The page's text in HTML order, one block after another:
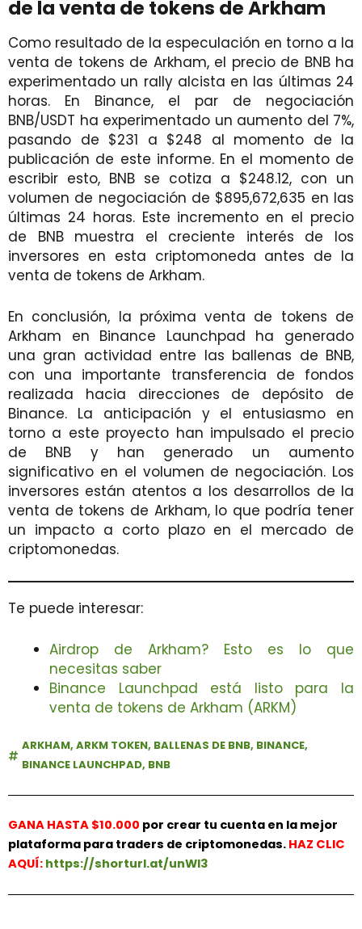
de la venta de tokens de Arkham
Como resultado de la especulación en torno a la
venta de tokens de Arkham, el precio de BNB ha
experimentado un rally alcista en las últimas 24
horas. En Binance, el par de negociación
BNB/USDT ha experimentado un aumento del 7%,
pasando de $231 a $248 al momento de la
publicación de este informe. En el momento de
escribir esto, BNB se cotiza a $248.12, con un
volumen de negociación de $895,672,635 en las
últimas 24 horas. Este incremento en el precio
de BNB muestra el creciente interés de los
inversores en esta criptomoneda antes de la
venta de tokens de Arkham.
En conclusión, la próxima venta de tokens de
Arkham en Binance Launchpad ha generado
una gran actividad entre las ballenas de BNB,
con una importante transferencia de fondos
realizada hacia direcciones de depósito de
Binance. La anticipación y el entusiasmo en
torno a este proyecto han impulsado el precio
de BNB y han generado un aumento
significativo en el volumen de negociación. Los
inversores están atentos a los desarrollos de la
venta de tokens de Arkham, lo que podría tener
un impacto a corto plazo en el mercado de
criptomonedas.
Te puede interesar:
Airdrop de Arkham? Esto es lo que
necesitas saber
Binance Launchpad está listo para la
venta de tokens de Arkham (ARKM)
ARKHAM, ARKM TOKEN, BALLENAS DE BNB, BINANCE,
BINANCE LAUNCHPAD, BNB
GANA HASTA $10.000 por crear tu cuenta en la mejor
plataforma para traders de criptomonedas. HAZ CLIC
AQUÍ: https://shorturl.at/unWl3